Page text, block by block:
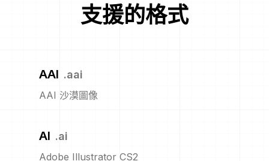
支援的格式
AAI .aai
AAI 沙漠圖像
AI .ai
Adobe Illustrator CS2